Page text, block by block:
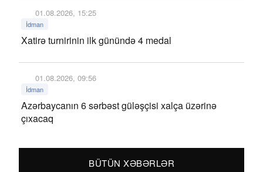
01.08.2026, 15:25
İdman
Xatirə turnirinin ilk günündə 4 medal
01.08.2026, 09:56
İdman
Azərbaycanın 6 sərbəst güləşçisi xalça üzərinə
çıxacaq
BÜTÜN XƏBƏRLƏR